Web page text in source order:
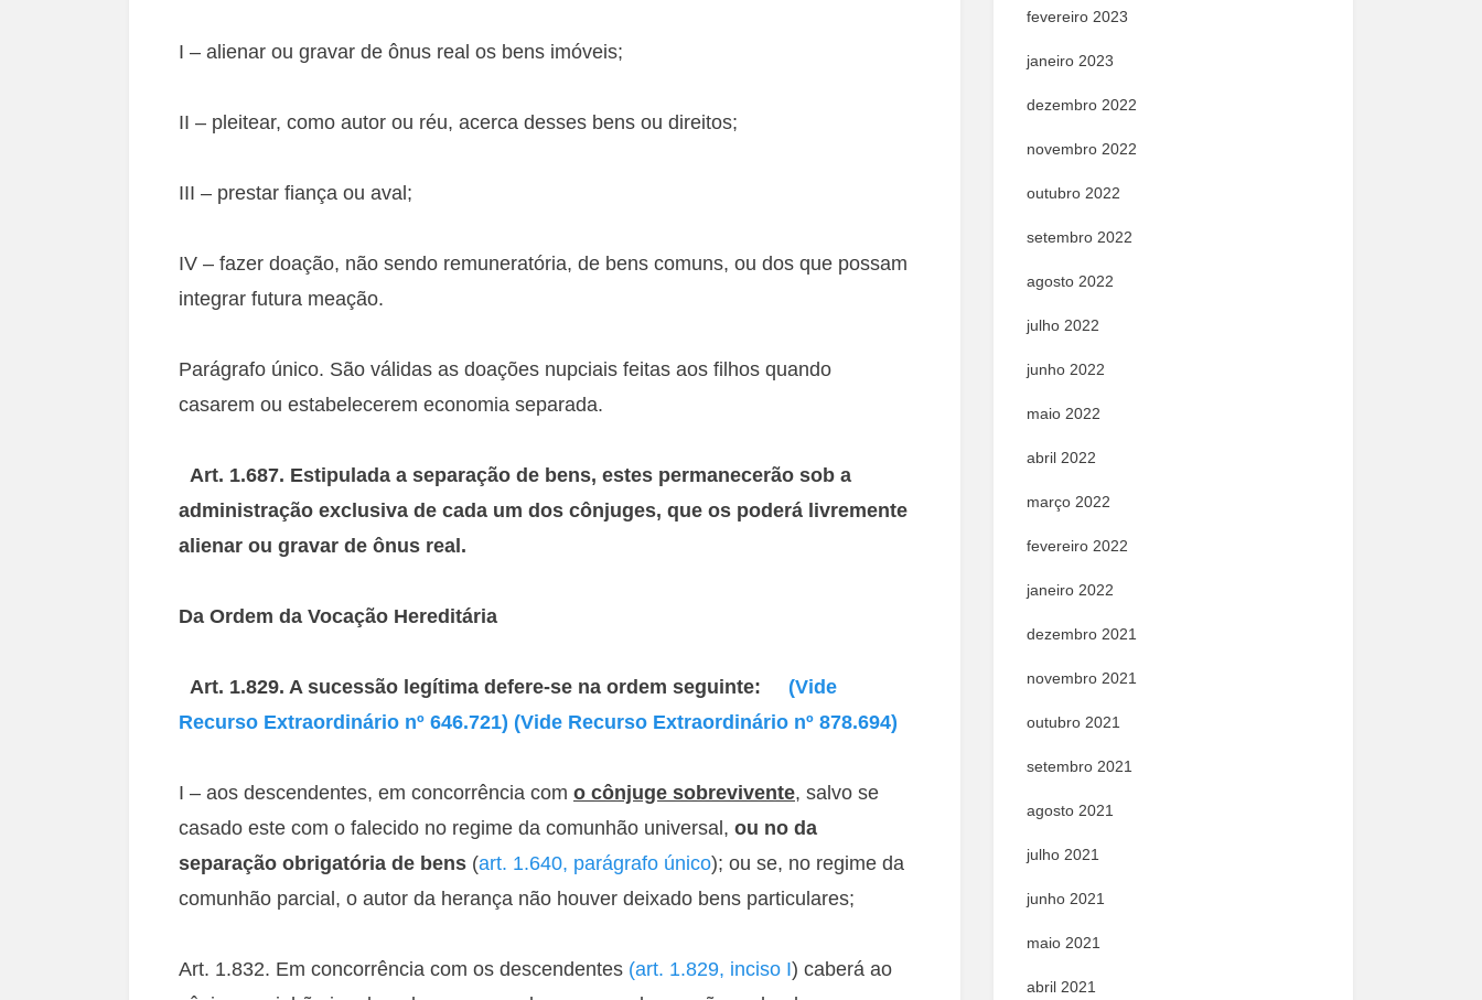
I – alienar ou gravar de ônus real os bens imóveis;
II – pleitear, como autor ou réu, acerca desses bens ou direitos;
III – prestar fiança ou aval;
IV – fazer doação, não sendo remuneratória, de bens comuns, ou dos que possam
integrar futura meação.
Parágrafo único. São válidas as doações nupciais feitas aos filhos quando
casarem ou estabelecerem economia separada.
Art. 1.687. Estipulada a separação de bens, estes permanecerão sob a
administração exclusiva de cada um dos cônjuges, que os poderá livremente
alienar ou gravar de ônus real.
Da Ordem da Vocação Hereditária
Art. 1.829. A sucessão legítima defere-se na ordem seguinte: (Vide
Recurso Extraordinário nº 646.721) (Vide Recurso Extraordinário nº 878.694)
I – aos descendentes, em concorrência com o cônjuge sobrevivente, salvo se
casado este com o falecido no regime da comunhão universal, ou no da
separação obrigatória de bens (art. 1.640, parágrafo único); ou se, no regime da
comunhão parcial, o autor da herança não houver deixado bens particulares;
Art. 1.832. Em concorrência com os descendentes (art. 1.829, inciso I) caberá ao
fevereiro 2023
janeiro 2023
dezembro 2022
novembro 2022
outubro 2022
setembro 2022
agosto 2022
julho 2022
junho 2022
maio 2022
abril 2022
março 2022
fevereiro 2022
janeiro 2022
dezembro 2021
novembro 2021
outubro 2021
setembro 2021
agosto 2021
julho 2021
junho 2021
maio 2021
abril 2021